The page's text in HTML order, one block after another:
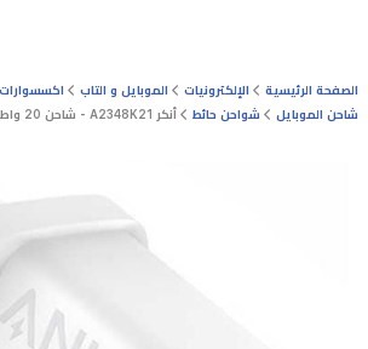
الصفحة الرئيسية الإلكترونيات الموبايل و التاب
اكسسوارات
شاحن الموبايل
شواحن حائط أنكر A2348K21 - شاحن 20 واط - أبيض